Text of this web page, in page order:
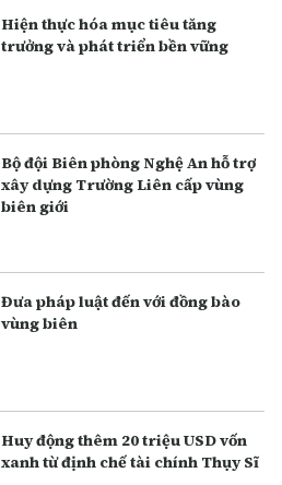
Hiện thực hóa mục tiêu tăng
trưởng và phát triển bền vững
Bộ đội Biên phòng Nghệ An hỗ trợ
xây dựng Trường Liên cấp vùng
biên giới
Đưa pháp luật đến với đồng bào
vùng biên
Huy động thêm 20 triệu USD vốn
xanh từ định chế tài chính Thụy Sĩ